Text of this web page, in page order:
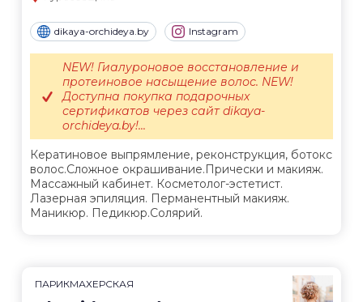
dikaya-orchideya.by Instagram
Кератиновое выпрямление, реконструкция, ботокс
волос.Сложное окрашивание.Прически и макияж.
Массажный кабинет. Косметолог-эстетист.
Лазерная эпиляция. Перманентный макияж.
Маникюр. Педикюр.Солярий.
NEW! Гиалуроновое восстановление и
протеиновое насыщение волос. NEW!
Доступна покупка подарочных
сертификатов через сайт dikaya-
orchideya.by!...
ПАРИКМАХЕРСКАЯ